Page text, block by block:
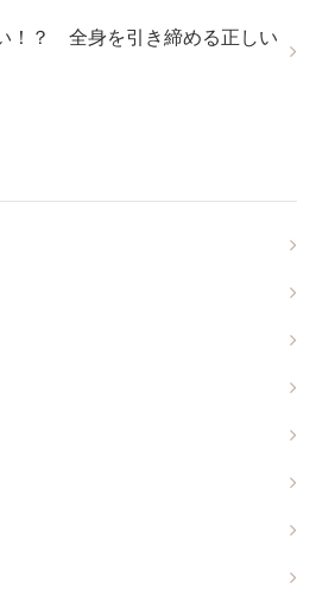
！？ 全身を引き締める正しい